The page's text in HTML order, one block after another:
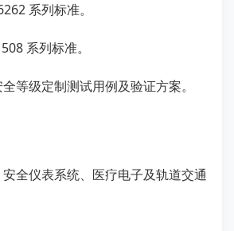
系列标准。
系列标准。
等级定制测试用例及验证方案。
全仪表系统、医疗电子及轨道交通